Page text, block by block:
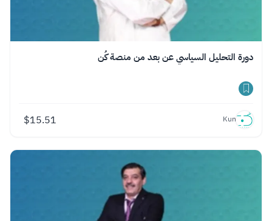
دورة التحليل السياسي عن بعد من منصة كُن
Kun
$15.51